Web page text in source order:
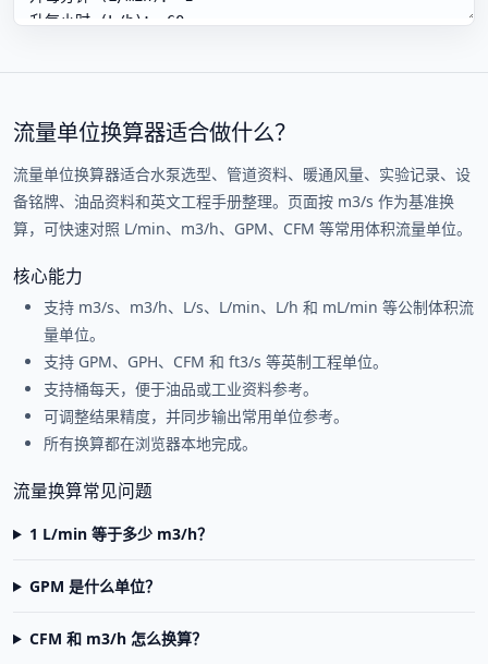
流量单位换算器适合做什么？
流量单位换算器适合水泵选型、管道资料、暖通风量、实验记录、设
备铭牌、油品资料和英文工程手册整理。页面按 m3/s 作为基准换
算，可快速对照 L/min、m3/h、GPM、CFM 等常用体积流量单位。
核心能力
支持 m3/s、m3/h、L/s、L/min、L/h 和 mL/min 等公制体积流
量单位。
支持 GPM、GPH、CFM 和 ft3/s 等英制工程单位。
支持桶每天，便于油品或工业资料参考。
可调整结果精度，并同步输出常用单位参考。
所有换算都在浏览器本地完成。
流量换算常见问题
1 L/min 等于多少 m3/h？
GPM 是什么单位？
CFM 和 m3/h 怎么换算？